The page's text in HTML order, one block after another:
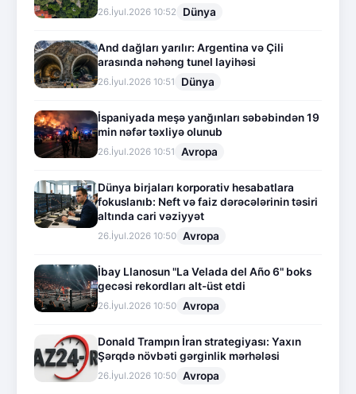
26.İyul.2026 10:52 Dünya
And dağları yarılır: Argentina və Çili
arasında nəhəng tunel layihəsi
26.İyul.2026 10:51 Dünya
İspaniyada meşə yanğınları səbəbindən 19
min nəfər təxliyə olunub
26.İyul.2026 10:51 Avropa
Dünya birjaları korporativ hesabatlara
fokuslanıb: Neft və faiz dərəcələrinin təsiri
altında cari vəziyyət
26.İyul.2026 10:50 Avropa
İbay Llanosun "La Velada del Año 6" boks
gecəsi rekordları alt-üst etdi
26.İyul.2026 10:50 Avropa
Donald Trampın İran strategiyası: Yaxın
Şərqdə növbəti gərginlik mərhələsi
26.İyul.2026 10:50 Avropa